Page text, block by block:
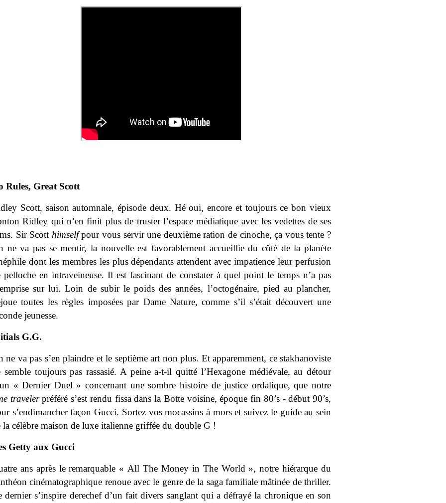
Rules, Great Scott
Scott, saison automnale, épisode deux. Hé oui, encore et toujours ce bon vieux
Ridley qui n’en finit plus de truster l’espace médiatique avec les vedettes de ses
Sir Scott himselfpour vous servir une deuxième ration de cinoche, ça vous tente ?
ne va pas se mentir, la nouvelle est favorablement accueillie du côté de la planète
dont les membres les plus dépendants attendent avec impatience leur perfusion
pelloche en intraveineuse. Il est fascinant de constater à quel point le temps n’a pas
sur lui. Loin de subir le poids des années, l’octogénaire, pied au plancher,
toutes les règles imposées par Dame Nature, comme s’il s’était découvert une
jeunesse.
G.G.
ne va pas s’en plaindre et le septième art non plus. Et apparemment, ce stakhanoviste
semble toujours pas rassasié. A peine a-t-il quitté l’Hexagone médiévale, au détour
« Dernier Duel » concernant une sombre histoire de justice ordalique, que notre
travelerpréféré s’est rendu fissa dans la Botte voisine, époque fin 80’s - début 90’s,
s’endimancher façon Gucci. Sortez vos mocassins à mors et suivez le guide au sein
la célèbre maison de luxe italienne griffée du double G !
Getty aux Gucci
ans après le remarquable « All The Money in The World », notre hiérarque du
cinématographique renoue avec le genre de la saga familiale mâtinée de thriller.
dernier s’inspire derechef d’un fait divers sanglant qui a défrayé la chronique en son